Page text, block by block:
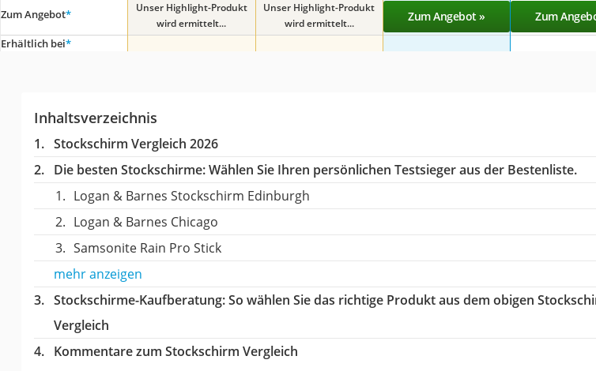
Zum Angebot*
Unser Highlight-Produkt
wird ermittelt...
Unser Highlight-Produkt
wird ermittelt...
Zum Angebot » Zum
Erhältlich bei*
Inhaltsverzeichnis
Stockschirm Vergleich 2026
Die besten Stockschirme:Wählen Sie Ihren persönlichen Testsieger aus der Bestenliste.
Logan & Barnes Stockschirm Edinburgh
Logan & Barnes Chicago
Samsonite Rain Pro Stick
mehr anzeigen
Stockschirme-Kaufberatung: So wählen Sie das richtige Produkt aus dem obigen
Vergleich
Kommentare zum Stockschirm Vergleich